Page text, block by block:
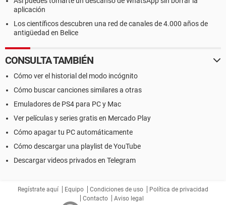
aplicación
Los científicos descubren una red de canales de 4.000 años de
antigüedad en Belice
CONSULTA TAMBIÉN
Cómo ver el historial del modo incógnito
Cómo buscar canciones similares a otras
Emuladores de PS4 para PC y Mac
Ver películas y series gratis en Mercado Play
Cómo apagar tu PC automáticamente
Cómo descargar una playlist de YouTube
Descargar videos privados en Telegram
Regístrate aquí Equipo Condiciones de uso
Política de privacidad
Contacto
Aviso legal